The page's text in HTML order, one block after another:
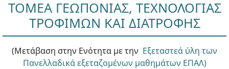
ΤΟΜΕΑ ΓΕΩΠΟΝΙΑΣ, ΤΕΧΝΟΛΟΓΙΑΣ
ΤΡΟΦΙΜΩΝ ΚΑΙ ΔΙΑΤΡΟΦΗΣ
(Μετάβαση στην Ενότητα με την Εξεταστεά ύλη των
Πανελλαδικά εξεταζομένων μαθημάτων ΕΠΑΛ)